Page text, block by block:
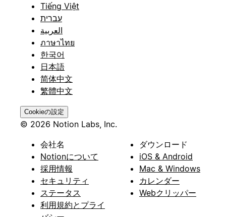
Tiếng Việt
עברית
العربية
ภาษาไทย
한국어
日本語
简体中文
繁體中文
Cookieの設定
© 2026 Notion Labs, Inc.
会社名
Notionについて
採用情報
セキュリティ
ステータス
利用規約とプライ
ダウンロード
iOS & Android
Mac & Windows
カレンダー
Webクリッパー